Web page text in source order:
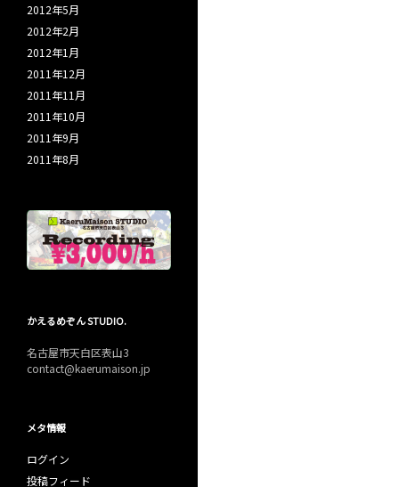
2012年5月
2012年2月
2012年1月
2011年12月
2011年11月
2011年10月
2011年9月
2011年8月
かえるめぞん STUDIO.
名古屋市天白区表山3
contact@kaerumaison.jp
メタ情報
ログイン
投稿フィード